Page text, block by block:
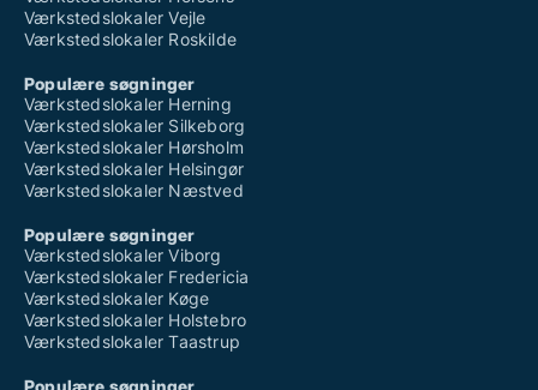
Værkstedslokaler Vejle
Værkstedslokaler Roskilde
Populære søgninger
Værkstedslokaler Herning
Værkstedslokaler Silkeborg
Værkstedslokaler Hørsholm
Værkstedslokaler Helsingør
Værkstedslokaler Næstved
Populære søgninger
Værkstedslokaler Viborg
Værkstedslokaler Fredericia
Værkstedslokaler Køge
Værkstedslokaler Holstebro
Værkstedslokaler Taastrup
Populære søgninger